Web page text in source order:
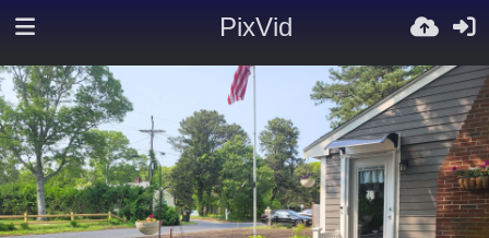
PixVid